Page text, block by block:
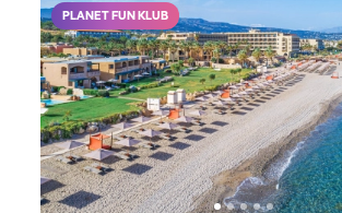
PLANET FUN KLUB